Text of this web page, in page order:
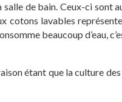
de bain. Ceux-ci sont
cotons lavables
beaucoup d’eau,
étant que la culture